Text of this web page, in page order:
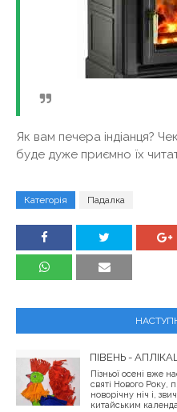
Як вам печера індіанця?
буде дуже приємно їх
Категорія Падалка
ПІВЕНЬ -
Пізньої осені вже
святі Нового Року,
новорічну ніч і,
китайським